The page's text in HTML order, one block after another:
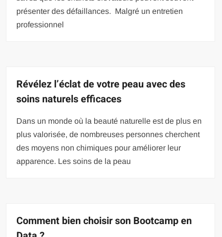
présenter des défaillances. Malgré un entretien
professionnel
Révélez l’éclat de votre peau avec des
soins naturels efficaces
Dans un monde où la beauté naturelle est de plus en
plus valorisée, de nombreuses personnes cherchent
des moyens non chimiques pour améliorer leur
apparence. Les soins de la peau
Comment bien choisir son Bootcamp en